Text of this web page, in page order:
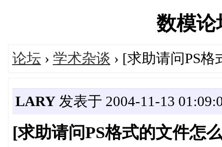
数模论
论坛 › 学术杂谈 › [求助请问PS
LARY发表于 2004-11-13
[求助请问PS格式的文件怎